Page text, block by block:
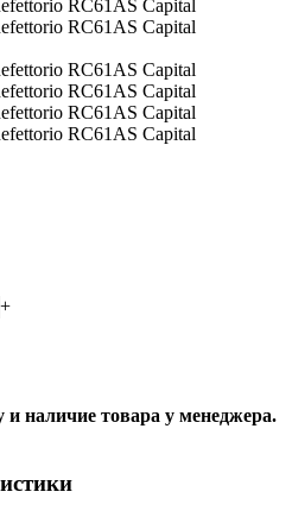
+
и наличие товара у менеджера.